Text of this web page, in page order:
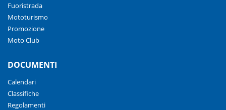
Fuoristrada
Mototurismo
Promozione
Moto Club
DOCUMENTI
Calendari
Classifiche
Regolamenti